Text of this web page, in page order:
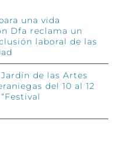
una vida
Dfa reclama un
laboral de las
de las Artes
del 10 al 12